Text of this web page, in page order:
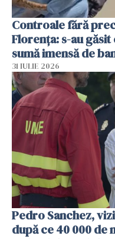
Controale fără
Florența: s-au
sumă imensă de
31 IULIE 2026
Pedro Sanchez,
după ce 40 000 de